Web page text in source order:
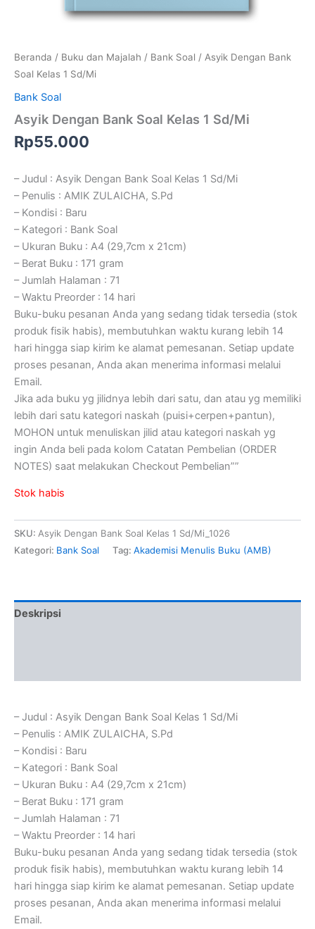
Beranda / Buku dan Majalah / Bank Soal / Asyik Dengan Bank
Soal Kelas 1 Sd/Mi
Bank Soal
Asyik Dengan Bank Soal Kelas 1 Sd/Mi
Rp55.000
– Judul : Asyik Dengan Bank Soal Kelas 1 Sd/Mi
– Penulis : AMIK ZULAICHA, S.Pd
– Kondisi : Baru
– Kategori : Bank Soal
– Ukuran Buku : A4 (29,7cm x 21cm)
– Berat Buku : 171 gram
– Jumlah Halaman : 71
– Waktu Preorder : 14 hari
Buku-buku pesanan Anda yang sedang tidak tersedia (stok
produk fisik habis), membutuhkan waktu kurang lebih 14
hari hingga siap kirim ke alamat pemesanan. Setiap update
proses pesanan, Anda akan menerima informasi melalui
Email.
Jika ada buku yg jilidnya lebih dari satu, dan atau yg memiliki
lebih dari satu kategori naskah (puisi+cerpen+pantun),
MOHON untuk menuliskan jilid atau kategori naskah yg
ingin Anda beli pada kolom Catatan Pembelian (ORDER
NOTES) saat melakukan Checkout Pembelian””
Stok habis
SKU: Asyik Dengan Bank Soal Kelas 1 Sd/Mi_1026
Kategori: Bank Soal Tag: Akademisi Menulis Buku (AMB)
Deskripsi
– Judul : Asyik Dengan Bank Soal Kelas 1 Sd/Mi
– Penulis : AMIK ZULAICHA, S.Pd
– Kondisi : Baru
– Kategori : Bank Soal
– Ukuran Buku : A4 (29,7cm x 21cm)
– Berat Buku : 171 gram
– Jumlah Halaman : 71
– Waktu Preorder : 14 hari
Buku-buku pesanan Anda yang sedang tidak tersedia (stok
produk fisik habis), membutuhkan waktu kurang lebih 14
hari hingga siap kirim ke alamat pemesanan. Setiap update
proses pesanan, Anda akan menerima informasi melalui
Email.